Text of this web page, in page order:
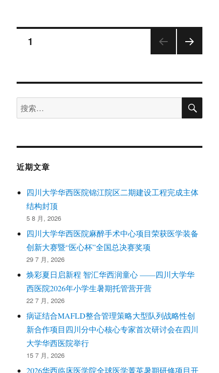
文
分
页
1
搜
索：
搜
近期文章
四川大学华西医院锦江院区二期建设工程完成主体
结构封顶
5 8 月, 2026
四川大学华西医院麻醉手术中心项目荣获医学装备
创新大赛暨“医心杯”全国总决赛奖项
29 7 月, 2026
焕彩夏日启新程 智汇华西润童心 ——四川大学华
西医院2026年小学生暑期托管营开营
22 7 月, 2026
病证结合MAFLD整合管理策略大型队列战略性创
新合作项目四川分中心核心专家首次研讨会在四川
大学华西医院举行
15 7 月, 2026
2026华西临床医学院全球医学菁英暑期研修项目开